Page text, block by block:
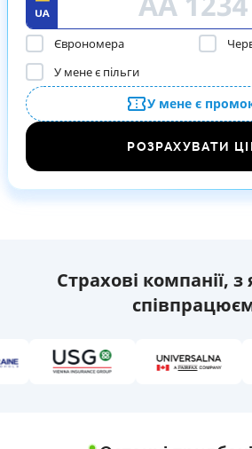
У мене є
Єврономера
У мене є пільги
РОЗРАХУВАТИ
Страхові компанії,